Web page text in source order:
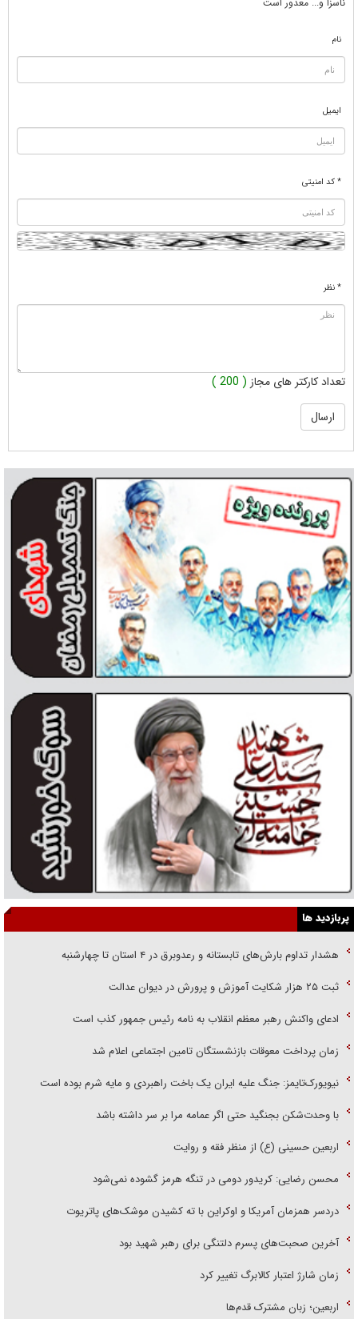
نام
ایمیل
* کد امنیتی
* نظر
تعداد کارکتر های مجاز ( 200 )
پربازدید ها
هشدار تداوم بارش‌های تابستانه و رعدوبرق در ۴ استان تا چهارشنبه
ثبت ۲۵ هزار شکایت آموزش و پرورش در دیوان عدالت
ادعای واکنش رهبر معظم انقلاب به نامه رئیس جمهور کذب است
زمان پرداخت معوقات بازنشستگان تامین اجتماعی اعلام شد
نیویورک‌تایمز: جنگ علیه ایران یک باخت راهبردی و مایه شرم بوده است
با وحدت‌شکن بجنگید حتی اگر عمامه مرا بر سر داشته باشد
اربعین حسینی (ع) از منظر فقه و روایت
محسن رضایی: کریدور دومی در تنگه هرمز گشوده نمی‌شود
دردسر همزمان آمریکا و اوکراین با ته کشیدن موشک‌های پاتریوت
آخرین صحبت‌های پسرم دلتنگی برای رهبر شهید بود
زمان شارژ اعتبار کالابرگ تغییر کرد
اربعین؛ زبان مشترک قدم‌ها